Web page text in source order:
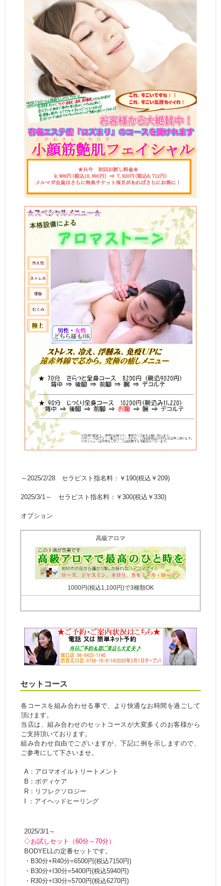
～2025/2/28 セラピスト指名料：￥190(税込￥209)
2025/3/1～ セラピスト指名料：￥300(税込￥330)
オプション
高級アロマ
1000円(税込1,100円)で3種類OK
セットコース
各コースを組み合わせる事で、より快適なお時間を過ごして
頂けます。
当店は、組み合わせのセットコースが大変多くのお客様から
ご支持頂いております。
組み合わせ自由でございますが、下記に例を示しますので、
ご参考にして下さいませ。
A：アロマオイルトリートメント
B：ボディケア
R：リフレクソロジー
I ：アイヘッドヒーリング
2025/3/1～
◇お試しセット（60分～70分）
BODYELLの定番セットです。
・B30分+R40分=6500円(税込7150円)
・B30分+I30分=5400円(税込5940円)
・R30分+I30分=5700円(税込6270円)